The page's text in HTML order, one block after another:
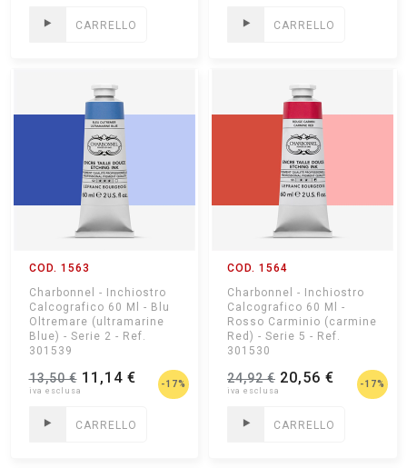
CARRELLO CARRELLO
COD. 1563
Charbonnel - Inchiostro
Calcografico 60 Ml - Blu
Oltremare (ultramarine
Blue) - Serie 2 - Ref.
301539
13,50 €11,14 € -17%
CARRELLO
COD. 1564
Charbonnel - Inchiostro
Calcografico 60 Ml -
Rosso Carminio (carmine
Red) - Serie 5 - Ref.
301530
24,92 € 20,56 € -17%
CARRELLO